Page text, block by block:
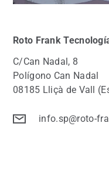
Roto Frank
C/Can Nadal, 8
Polígono Can Nadal
08185 Lliçà de Vall
info.sp@roto-